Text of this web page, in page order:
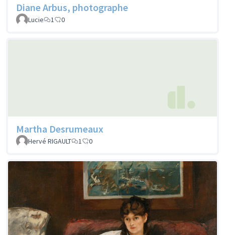
Diane Arbus, photographe
Lucie 1 0
Martha Desrumeaux
Hervé RIGAULT 1 0